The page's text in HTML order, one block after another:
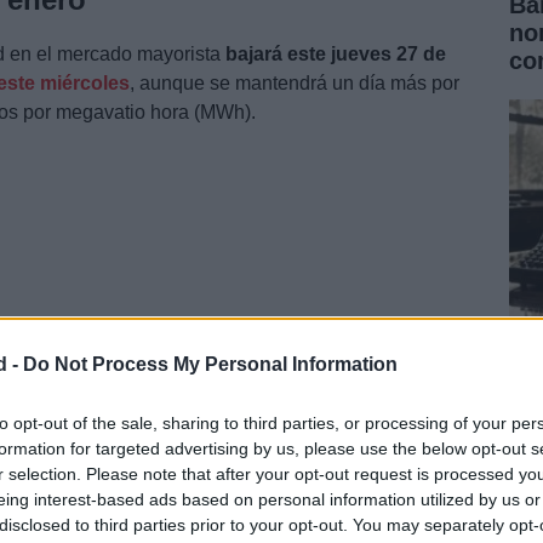
- Do Not Process My Personal Information
opt-out of the sale, sharing to third parties, or processing of your
for targeted advertising by us, please use the below opt-out
selection. Please note that after your opt-out request is processed
interest-based ads based on personal information utilized by us
to third parties prior to your opt-out. You may separately
en el mercado mayorista bajará este jueves 27 de
miércoles, aunque se mantendrá un día más por
por megavatio hora (MWh).
este jueves en los 232,50 euros/MWh, lo que
a los 236,77 euros/MWh de este miércoles,
del Mercado Ibérico de Energía (OMIE)